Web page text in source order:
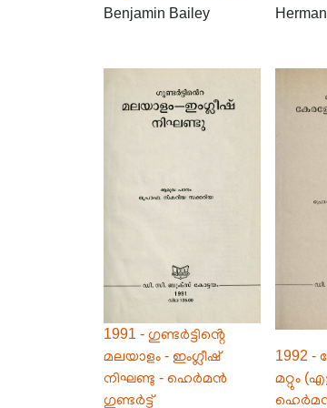
Benjamin Bailey
1991 - ഗുണ്ടർട്ടിൻ്റെ
മലയാളം - ഇംഗ്ലീഷ്
നിഘണ്ടു - ഹെർമൻ
ഗുണ്ടർട്ട്
1992 -
മറ്റും